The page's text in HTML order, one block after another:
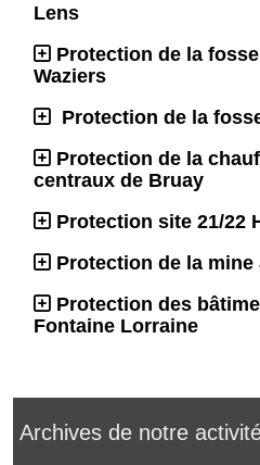
Lens
Protection de la
Waziers
Protection de la
Protection de la
centraux de Bruay
Protection site 21/22
Protection de la mine
Protection des
Fontaine Lorraine
Archives de notre